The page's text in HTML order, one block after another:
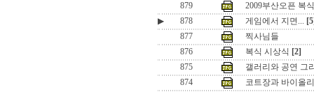
879
2009부산오픈 복
▶
878 게임에서 지면...
877
찍사님들
876
복식 시상식 [2]
875
갤러리와 공연 그
874
코트장과 바이올